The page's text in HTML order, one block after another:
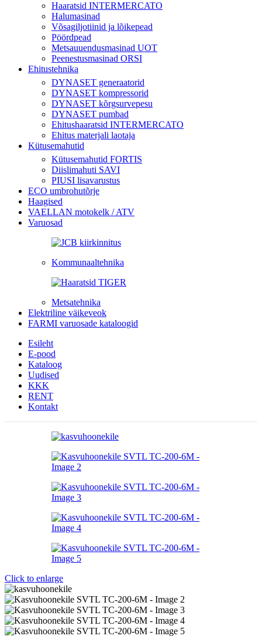
Haaratsid INTERMERCATO
Halumasinad
Võsagiljotiinid ja lõikepead
Pöördpead
Metsauuendusmasinad UOT
Peenestusmasinad ORSI
Ehitustehnika
DYNASET generaatorid
DYNASET kompressorid
DYNASET kõrgsurvepesu
DYNASET pumbad
Ehitushaaratsid INTERMERCATO
Ehitus materjali laotaja
Kütusemahutid
Kütusemahutid FORTIS
Diislimahuti SAVI
PIUSI lisavarustus
ECO umbrohutõrje
Haagised
VAELLAN motokelk / ATV
Varuosad
Kommunaaltehnika
Metsatehnika
Elektriline väikeveok
FARMI varuosade kataloogid
Esileht
E-pood
Kataloog
Uudised
KKK
RENT
Kontakt
Click to enlarge